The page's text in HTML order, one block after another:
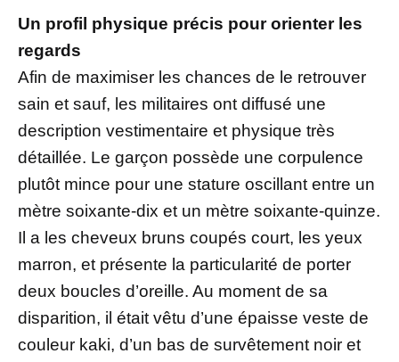
Un profil physique précis pour orienter les
regards
Afin de maximiser les chances de le retrouver
sain et sauf, les militaires ont diffusé une
description vestimentaire et physique très
détaillée. Le garçon possède une corpulence
plutôt mince pour une stature oscillant entre un
mètre soixante-dix et un mètre soixante-quinze.
Il a les cheveux bruns coupés court, les yeux
marron, et présente la particularité de porter
deux boucles d’oreille. Au moment de sa
disparition, il était vêtu d’une épaisse veste de
couleur kaki, d’un bas de survêtement noir et